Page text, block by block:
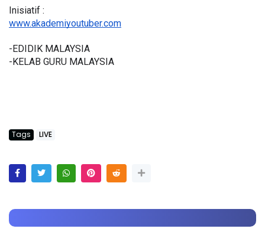
Inisiatif :
www.akademiyoutuber.com
-EDIDIK MALAYSIA
-KELAB GURU MALAYSIA
Tags LIVE